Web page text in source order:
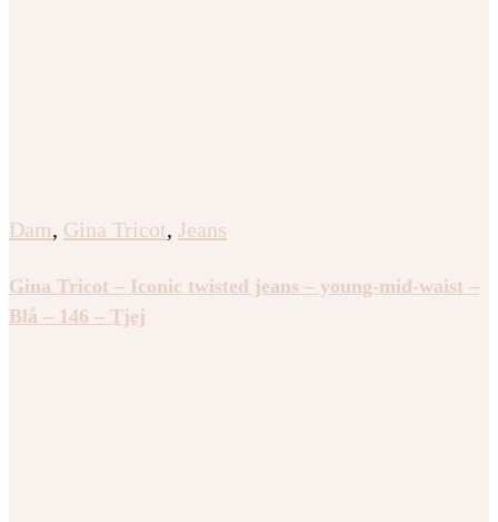
Dam, Gina Tricot, Jeans
Gina Tricot – Iconic twisted jeans – young-mid-waist –
Blå – 146 – Tjej